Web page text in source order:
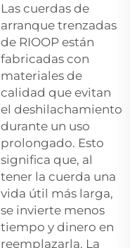
Las cuerdas de
arranque trenzadas
de RIOOP están
fabricadas con
materiales de
calidad que evitan
el deshilachamiento
durante un uso
prolongado. Esto
significa que, al
tener la cuerda una
vida útil más larga,
se invierte menos
tiempo y dinero en
reemplazarla. La